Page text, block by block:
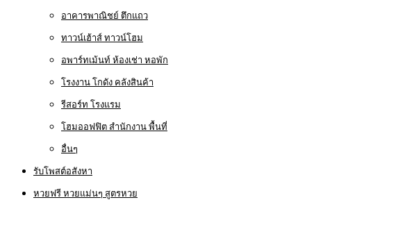
อาคารพาณิชย์ ตึกแถว
ทาวน์เฮ้าส์ ทาวน์โฮม
อพาร์ทเม้นท์ ห้องเช่า หอพัก
โรงงาน โกดัง คลังสินค้า
รีสอร์ท โรงแรม
โฮมออฟฟิต สำนักงาน พื้นที่
อื่นๆ
รับโพสต์อสังหา
หวยฟรี หวยแม่นๆ สูตรหวย